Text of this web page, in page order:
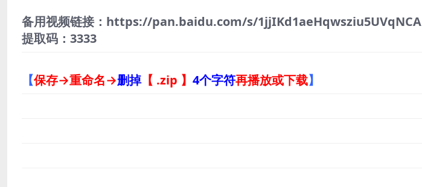
备用视频链接：https://pan.baidu.com/s/1jjIKd1aeHqwsziu5UVqNCA
提取码：3333
【保存→重命名→删掉【 .zip 】 4个字符再播放或下载】